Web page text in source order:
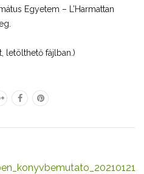
Egyetem – L’Harmattan
letölthető fájlban.)